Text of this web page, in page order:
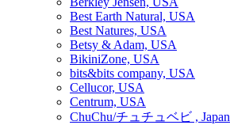
Best Earth Natural, USA
Best Natures, USA
Betsy & Adam, USA
BikiniZone, USA
bits&bits company, USA
Cellucor, USA
Centrum, USA
ChuChu/チュチュベビ , Japan